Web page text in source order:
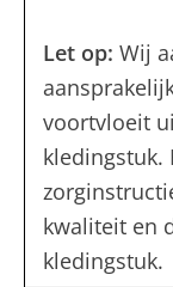
Let op: Wij
voortvloeit
kledingstuk.
kwaliteit en
kledingstuk.